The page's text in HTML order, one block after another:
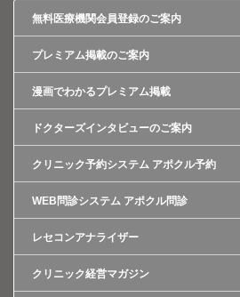
無料医療機関会員登録のご案内
プレミアム掲載のご案内
漫画でわかるプレミアム掲載
ドクターズインタビューのご案内
クリニック予約システム アポクル予約
WEB問診システム アポクル問診
レセコンアナライザー
クリニック経営マガジン